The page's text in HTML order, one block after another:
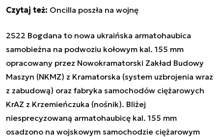
Czytaj też: Oncilla poszła na wojnę
2S22 Bogdana to nowa ukraińska armatohaubica
samobieżna na podwoziu kołowym kal. 155 mm
opracowany przez Nowokramatorski Zakład Budowy
Maszyn (NKMZ) z Kramatorska (system uzbrojenia wraz
z zabudową) oraz fabryka samochodów ciężarowych
KrAZ z Krzemieńczuka (nośnik). Bliżej
niesprecyzowaną armatohaubicę kal. 155 mm
osadzono na wojskowym samochodzie ciężarowym